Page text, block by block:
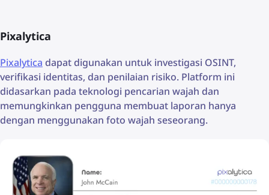
Pixalytica
Pixalytica dapat digunakan untuk investigasi OSINT,
verifikasi identitas, dan penilaian risiko. Platform ini
didasarkan pada teknologi pencarian wajah dan
memungkinkan pengguna membuat laporan hanya
dengan menggunakan foto wajah seseorang.